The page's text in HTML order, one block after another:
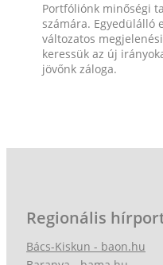
Portfóliónk minőségi
számára. Egyedülálló
változatos
keressük az új
jövőnk záloga.
Regionális
Bács-Kiskun - baon.hu